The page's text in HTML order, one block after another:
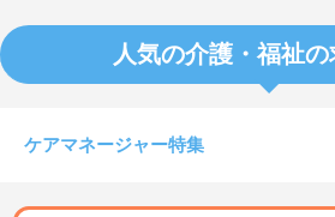
人気の介護・福祉
ケアマネージャー特集